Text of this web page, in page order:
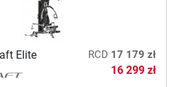
Elite RCD 17 179 zł
16 299 zł